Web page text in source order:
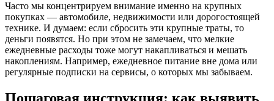
Часто мы концентрируем внимание именно на крупных
покупках — автомобиле, недвижимости или дорогостоящей
технике. И думаем: если сбросить эти крупные траты, то
деньги появятся. Но при этом не замечаем, что мелкие
ежедневные расходы тоже могут накапливаться и мешать
накоплениям. Например, ежедневное питание вне дома или
регулярные подписки на сервисы, о которых мы забываем.